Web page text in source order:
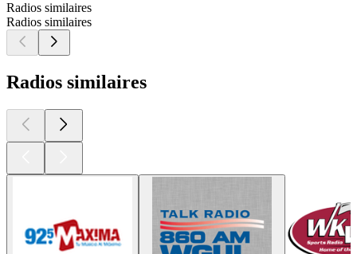
Radios similaires
Radios similaires
Radios similaires